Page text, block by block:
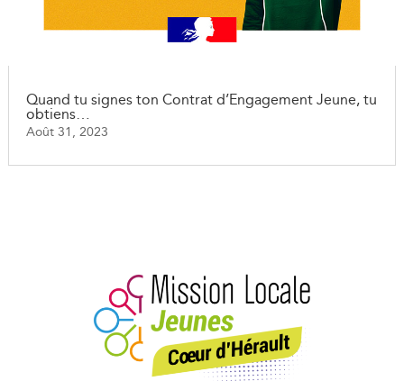
Quand tu signes ton Contrat d’Engagement Jeune, tu
obtiens…
Août 31, 2023